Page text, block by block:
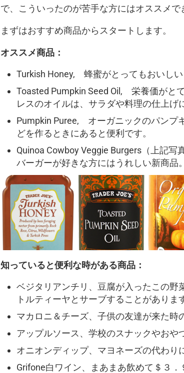
で、こういったのが苦手な方にはオススメで
まずはおすすめ商品からスタートします。
オススメ商品：
Turkish Honey, 蜂蜜がとってもおいしい
Toasted Pumpkin Seed Oil, 栄養価がと
レスのオイルは、サラダや料理の仕上げ
Pumpkin Puree, オーガニックのパンプ
どを作るときにあると便利です。
Quinoa Cowboy Veggie Burgers（上記
バーガーが好きな方にはうれしい新商品
知っていると便利な時がある商品：
ベジタリアンチリ、豆腐が入ったこの野
トルティーヤとサーブすることがありま
マカロニ＆チーズ、子供の友達が来た時
アップルソース、学校のスナックやおや
オニオンディップ、マヨネーズの代わり
Grifone白ワイン、まあまあ飲めて＄３